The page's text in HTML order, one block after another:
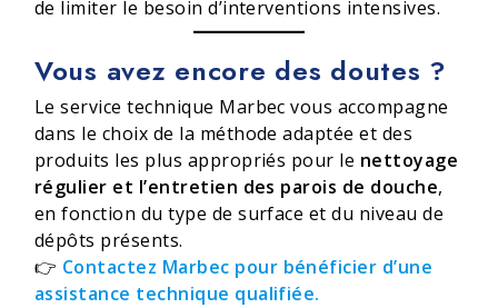
de limiter le besoin d’interventions intensives.
Vous avez encore des doutes ?
Le service technique Marbec vous accompagne
dans le choix de la méthode adaptée et des
produits les plus appropriés pour le nettoyage
régulier et l’entretien des parois de douche,
en fonction du type de surface et du niveau de
dépôts présents.
👉 Contactez Marbec pour bénéficier d’une
assistance technique qualifiée.